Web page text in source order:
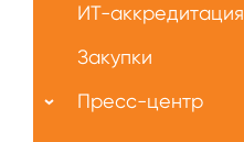
ИТ-аккредитация
Закупки
Пресс-центр